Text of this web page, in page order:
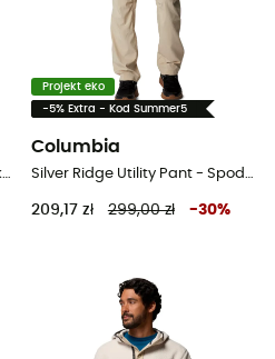
Reign No Shine Jacket - Kurtka z membraną damska
Projekt eko
-5% Extra - Kod Summer5
Columbia
Silver Ridge Utility Pant - Spodnie turystyczne męskie
209,17 zł 299,00 zł -30%